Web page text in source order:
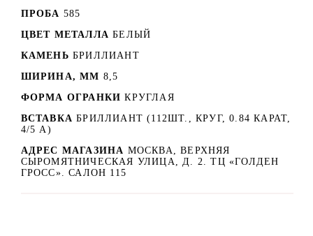
ПРОБА 585
ЦВЕТ МЕТАЛЛА БЕЛЫЙ
КАМЕНЬ БРИЛЛИАНТ
ШИРИНА, ММ 8,5
ФОРМА ОГРАНКИ КРУГЛАЯ
ВСТАВКА БРИЛЛИАНТ (112ШТ., КРУГ, 0.84 КАРАТ,
4/5 А)
АДРЕС МАГАЗИНА МОСКВА, ВЕРХНЯЯ
СЫРОМЯТНИЧЕСКАЯ УЛИЦА, Д. 2. ТЦ «ГОЛДЕН
ГРОСС». САЛОН 115